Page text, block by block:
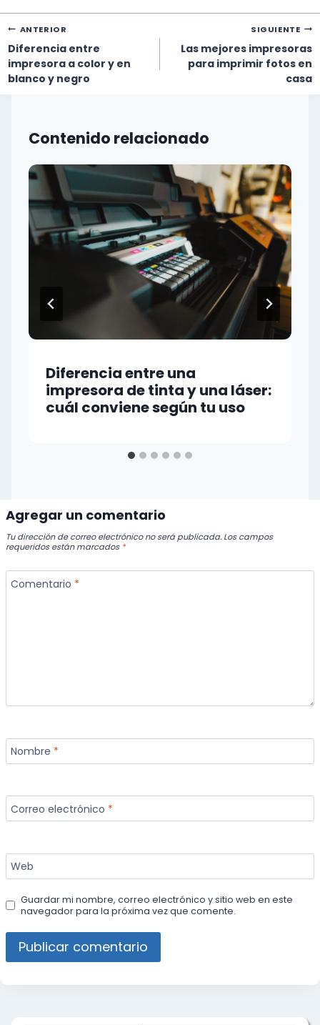
Navegación
de
entradas
ANTERIOR
Diferencia entre
impresora a color y en
blanco y negro
SIGUIENTE
Las mejores impresoras
para imprimir fotos en
casa
Contenido relacionado
Diferencia entre una
impresora de tinta y una láser:
cuál conviene según tu uso
Agregar un comentario
Tu dirección de correo electrónico no será publicada. Los campos
requeridos están marcados *
Comentario *
Nombre *
Correo electrónico *
Web
Guardar mi nombre, correo electrónico y sitio web en este
navegador para la próxima vez que comente.